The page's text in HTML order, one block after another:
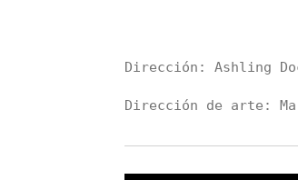
Dirección: Ashling
Dirección de arte: